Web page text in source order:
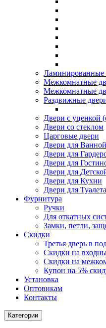
Ламинированные
Межкомнатные
Межкомнатные
Раздвижные
Двери с уценкой
Двери со стеклом
Царговые двери
Двери для Ванной
Двери для
Двери для
Двери для
Двери для Кухни
Двери для Туалета
Фурнитура
Ручки
Для откатных
Замки, петли,
Скидки
Третья дверь в
Скидки на
Скидки на
Купон на 5%
Установка
Оптовикам
Контакты
Категории